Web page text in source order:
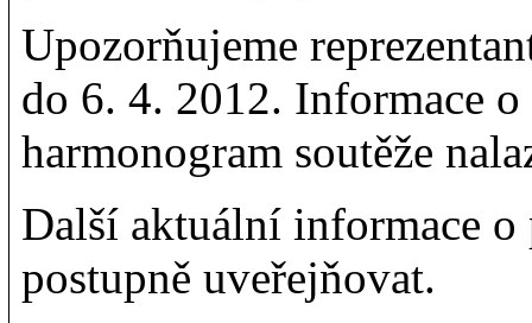
Upozorňujeme
do 6. 4. 2012. Informace
harmonogram soutěže
Další aktuální informace o
postupně uveřejňovat.